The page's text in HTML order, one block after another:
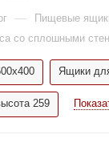
— Пищевые
со сплошными
Ящики
259